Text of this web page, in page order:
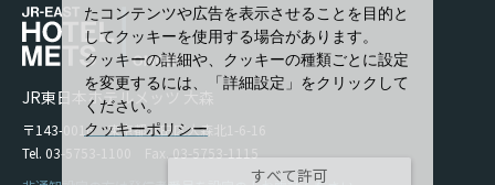
JR東日本ホテルメッツ 大森
〒143-0016 東京都大田区大森北1-6-16
Tel. 03-5753-1100 Fax. 03-5753-1115
たコンテンツや広告を表示させることを目的と
してクッキーを使用する場合があります。
クッキーの詳細や、クッキーの種類ごとに設定
を変更するには、「詳細設定」をクリックして
ください。
クッキーポリシー
すべて許可